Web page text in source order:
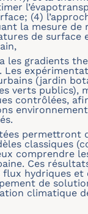
(4)
la mesure de
de surface
les gradients
Les
(jardin
verts publics),
contrôlées,
permettront
classiques
comprendre
Ces
hydriques et
de
climatique